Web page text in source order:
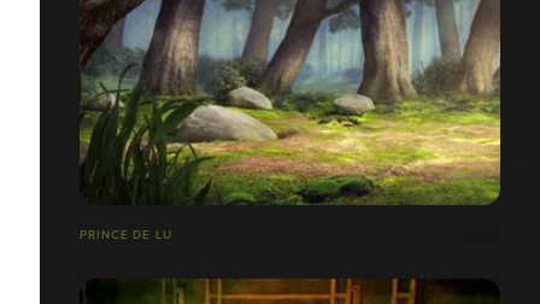
PRINCE DE LU